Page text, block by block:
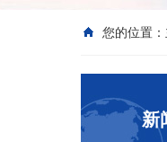
您的位置：
新